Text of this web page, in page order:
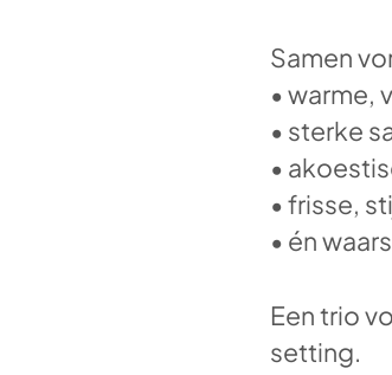
Samen
• warme,
• sterke
•
• frisse,
• én
Een trio
setting.